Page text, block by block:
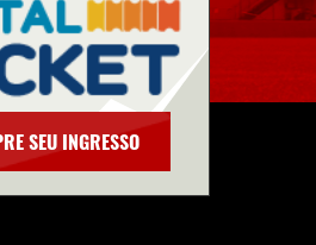
SEU INGRESSO